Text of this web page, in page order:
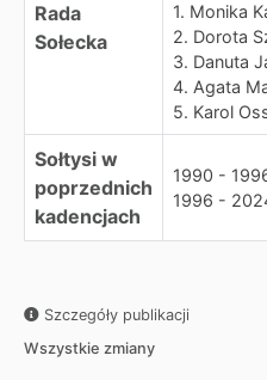
Rada
Sołecka
1. Monika
2. Dorota
3. Danuta
4. Agata
5. Karol
Sołtysi w
poprzednich
kadencjach
1990 -
1996 -
Szczegóły publikacji
Wszystkie zmiany